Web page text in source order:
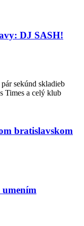
DJ SASH!
sekúnd skladieb
Times a celý klub
bratislavskom
umením